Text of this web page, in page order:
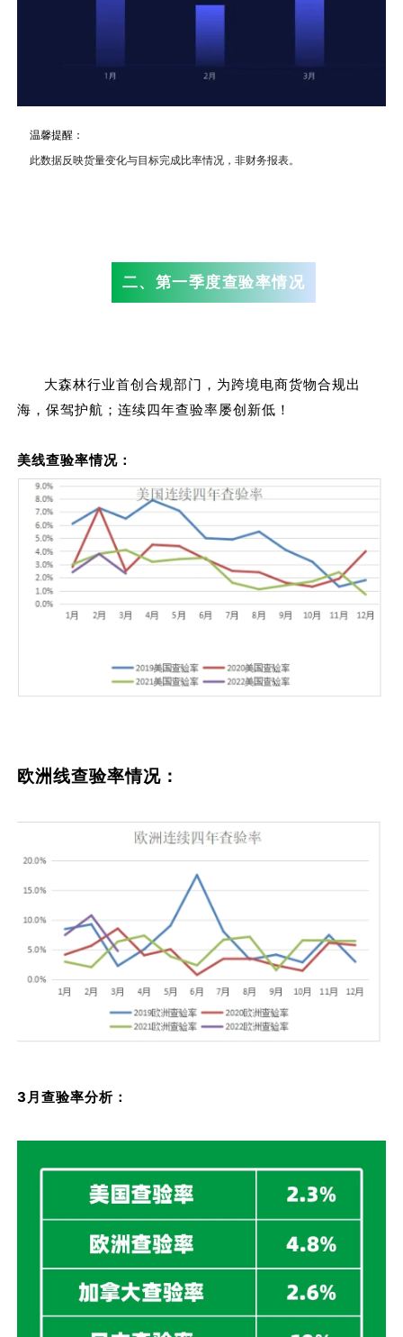
温馨提醒：
此数据反映货量变化与目标完成比率情况，非财务报表。
二、第一季度查验率情况
大森林行业首创合规部门，为跨境电商货物合规出
海，保驾护航；连续四年查验率屡创新低！
美线查验率情况：
欧洲线查验率情况：
3月查验率分析：